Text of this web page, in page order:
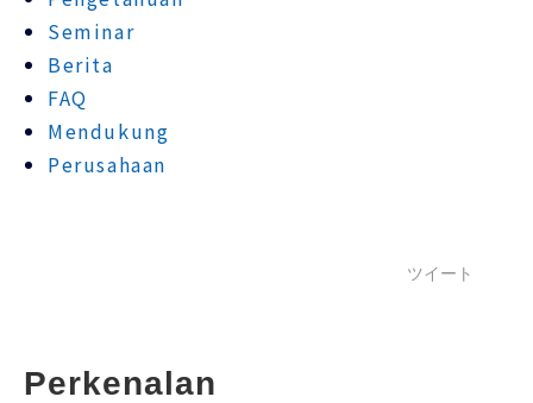
Seminar
Berita
FAQ
Mendukung
Perusahaan
ツイート
Perkenalan